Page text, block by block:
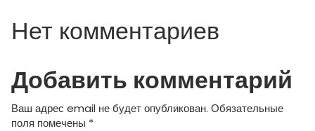
Нет комментариев
Добавить комментарий
Ваш адрес email не будет опубликован. Обязательные
поля помечены *